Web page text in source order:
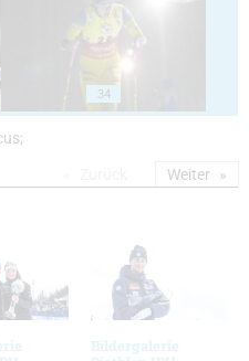
34
Bildergalerie
Weiter